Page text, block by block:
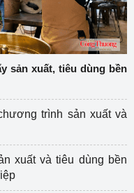
sản xuất, tiêu dùng bền
trình sản xuất và
xuất và tiêu dùng bền